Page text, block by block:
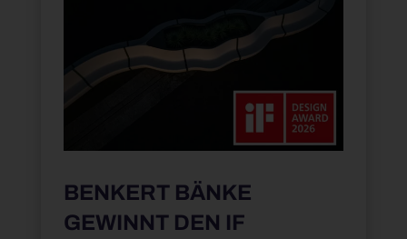
BENKERT BÄNKE
GEWINNT DEN IF